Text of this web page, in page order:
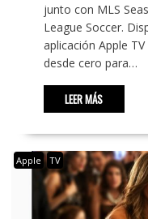
junto con MLS
League Soccer.
aplicación Apple
desde cero para…
LEER MÁS
Apple TV